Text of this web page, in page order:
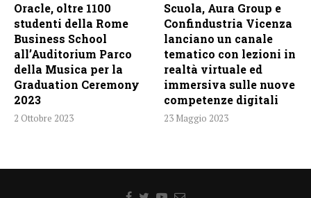
Oracle, oltre 1100
studenti della Rome
Business School
all’Auditorium Parco
della Musica per la
Graduation Ceremony
2023
2 Ottobre 2023
Scuola, Aura Group e
Confindustria Vicenza
lanciano un canale
tematico con lezioni in
realtà virtuale ed
immersiva sulle nuove
competenze digitali
23 Maggio 2023